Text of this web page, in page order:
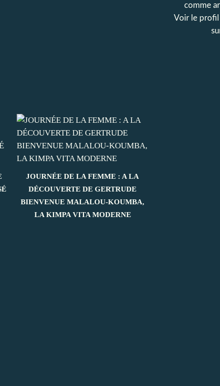
JOURNÉE DE LA FEMME : A LA
DÉCOUVERTE DE GERTRUDE
BIENVENUE MALALOU-KOUMBA,
LA KIMPA VITA MODERNE
comme
Voir le